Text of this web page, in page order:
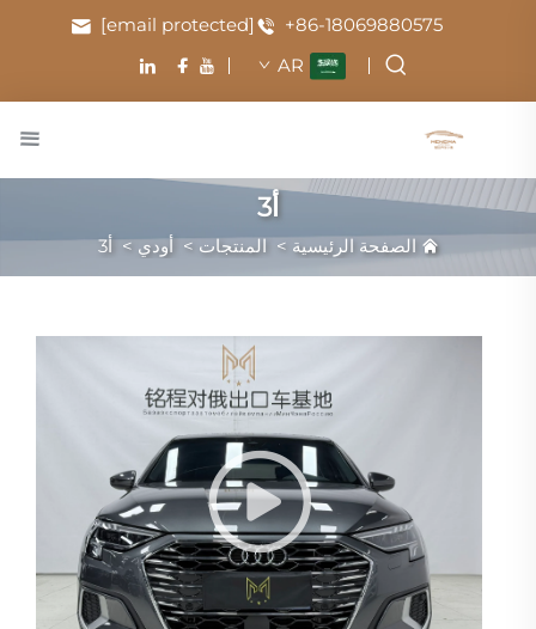
+86-18069880575
[email protected]
AR
أ3
الصفحة الرئيسية > المنتجات > أودي>أ3